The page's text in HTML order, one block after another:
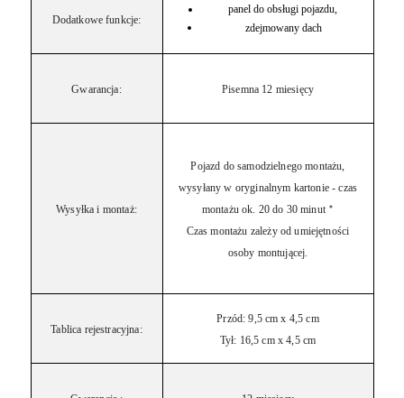
Dodatkowe funkcje:
panel do obsługi pojazdu,
zdejmowany dach
Gwarancja: Pisemna 12 miesięcy
Wysyłka i montaż:
Pojazd do samodzielnego montażu,
wysyłany w oryginalnym kartonie - czas
montażu ok. 20 do 30 minut *
Czas montażu zależy od umiejętności
osoby montującej.
Tablica rejestracyjna:
Przód: 9,5 cm x 4,5 cm
Tył: 16,5 cm x 4,5 cm